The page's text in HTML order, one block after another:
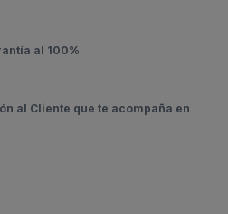
al 100%
al Cliente que te acompaña en